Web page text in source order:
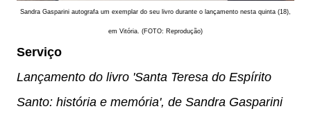
Sandra Gasparini autografa um exemplar do seu livro durante o lançamento nesta quinta (18),
em Vitória. (FOTO: Reprodução)
Serviço
Lançamento do livro 'Santa Teresa do Espírito
Santo: história e memória', de Sandra Gasparini